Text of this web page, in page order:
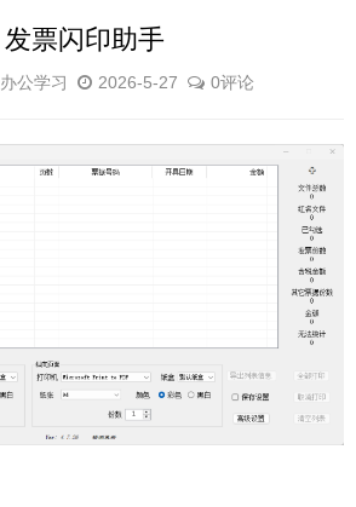
发票闪印助手
办公学习 2026-5-27 0评论